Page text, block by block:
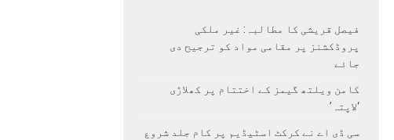
فیصل قریشی کا مطالبہ: غیر ملکی
پروڈکشنز پر مقامی مواد کو ترجیح دی
جائے
کامن ویلتھ گیمز کے اختتام پر کھلاڑی
‘لاپتہ’
سی ڈی اے نے کرکٹ اسٹیڈیم پر کام جلد شروع